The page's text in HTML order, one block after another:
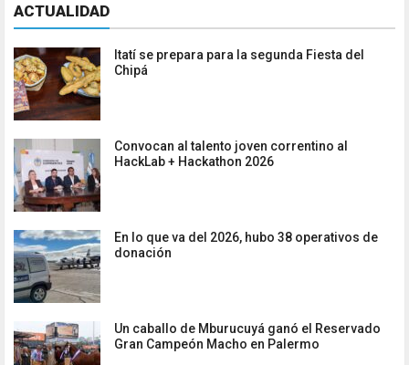
ACTUALIDAD
Itatí se prepara para la segunda Fiesta del
Chipá
Convocan al talento joven correntino al
HackLab + Hackathon 2026
En lo que va del 2026, hubo 38 operativos de
donación
Un caballo de Mburucuyá ganó el Reservado
Gran Campeón Macho en Palermo